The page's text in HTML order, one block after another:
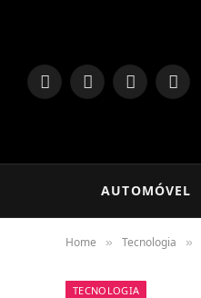
LinkedInFacebookInstagram
TikTok
AUTOMÓVEL
Home » Tecnologia »
TECNOLOGIA